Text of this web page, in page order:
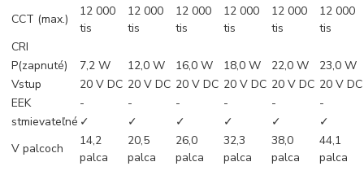
CCT (max.)
12 000
tis
12 000
tis
12 000
tis
12 000
tis
12 000
tis
12 000
tis
CRI
P(zapnuté)
7,2 W 12,0 W 16,0 W 18,0 W 22,0 W
23,0 W
Vstup
20 V DC 20 V DC 20 V DC 20 V DC 20 V DC 20 V DC
EEK
- - - - -
-
stmievateľné ✓ ✓ ✓ ✓ ✓
✓
V palcoch
14,2
palca
20,5
palca
26,0
palca
32,3
palca
38,0
palca
44,1
palca